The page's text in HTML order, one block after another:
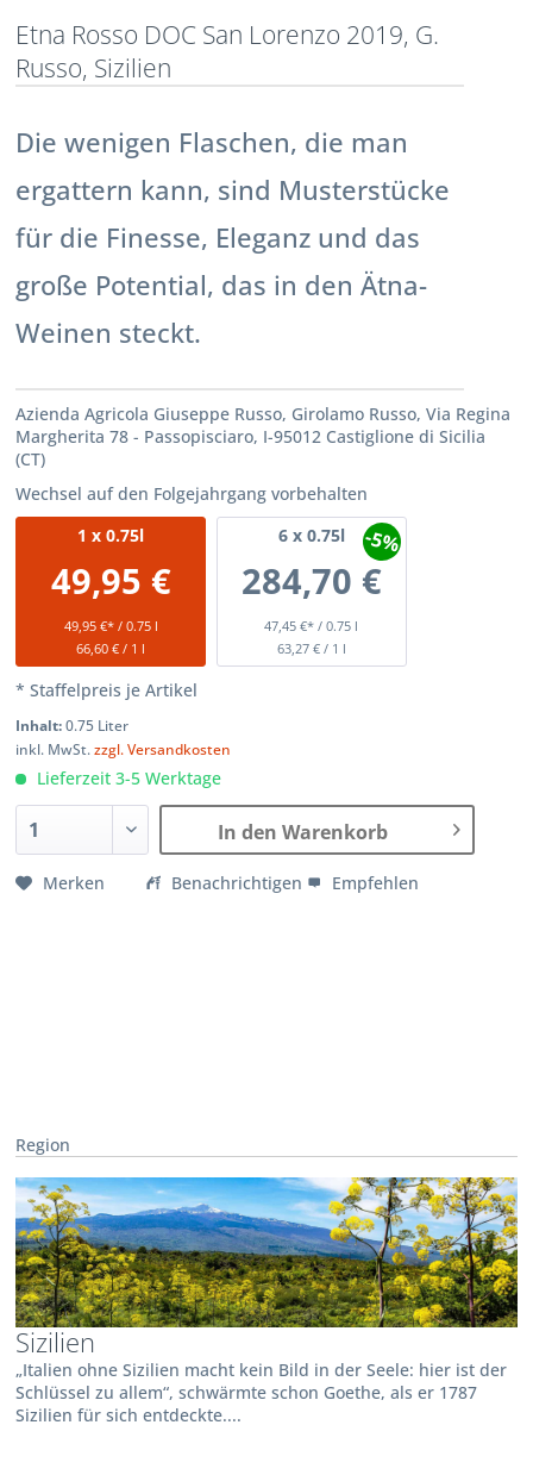
Etna Rosso DOC San Lorenzo 2019, G.
Russo, Sizilien
Die wenigen Flaschen, die man
ergattern kann, sind Musterstücke
für die Finesse, Eleganz und das
große Potential, das in den Ätna-
Weinen steckt.
Azienda Agricola Giuseppe Russo, Girolamo Russo, Via Regina
Margherita 78 - Passopisciaro, I-95012 Castiglione di Sicilia
(CT)
Wechsel auf den Folgejahrgang vorbehalten
1 x 0.75l
49,95 €
49,95 €* / 0.75 l
66,60 € / 1 l
6x 0.75l
284,70 €
47,45 €* / 0.75 l
-5%
63,27 € / 1 l
* Staffelpreis je Artikel
Inhalt:0.75 Liter
inkl. MwSt.zzgl. Versandkosten
Lieferzeit 3-5 Werktage
In den Warenkorb
Merken Benachrichtigen Empfehlen
Region
Sizilien
„Italien ohne Sizilien macht kein Bild in der Seele: hier ist der
Schlüssel zu allem“, schwärmte schon Goethe, als er 1787
Sizilien für sich entdeckte....